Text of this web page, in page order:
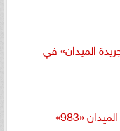
الميدان» في
«983»